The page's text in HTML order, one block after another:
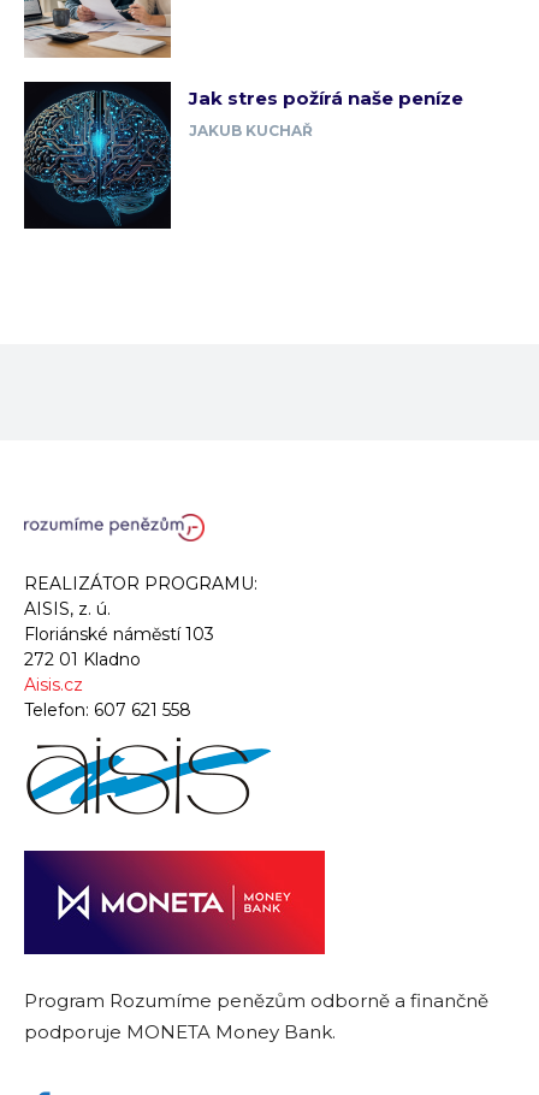
Jak stres požírá naše peníze
JAKUB KUCHAŘ
REALIZÁTOR PROGRAMU:
AISIS, z. ú.
Floriánské náměstí 103
272 01 Kladno
Aisis.cz
Telefon: 607 621 558
Program Rozumíme penězům odborně a finančně
podporuje MONETA Money Bank.